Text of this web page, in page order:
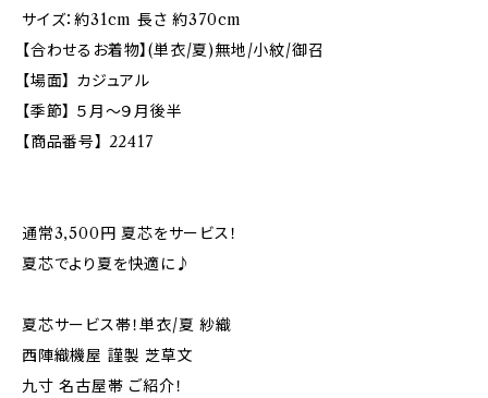
サイズ：約31cm 長さ 約370cm
【合わせるお着物】(単衣/夏)無地/小紋/御召
【場面】 カジュアル
【季節】 ５月～９月後半
【商品番号】 22417
通常3,500円 夏芯をサービス！
夏芯でより夏を快適に♪
夏芯サービス帯！単衣/夏 紗織
西陣織機屋 謹製 芝草文
九寸 名古屋帯 ご紹介！